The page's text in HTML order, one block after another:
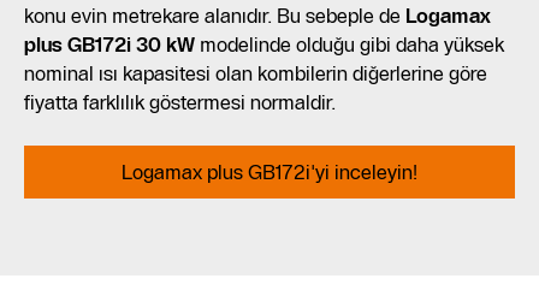
konu evin metrekare alanıdır. Bu sebeple de Logamax
plus GB172i 30 kW modelinde olduğu gibi daha yüksek
nominal ısı kapasitesi olan kombilerin diğerlerine göre
fiyatta farklılık göstermesi normaldir.
Logamax plus GB172i'yi inceleyin!